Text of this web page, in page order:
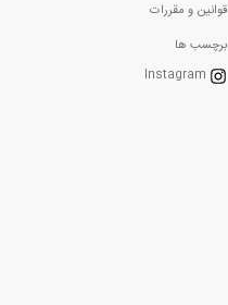
قوانین و مقررات
برچسب ها
Instagram